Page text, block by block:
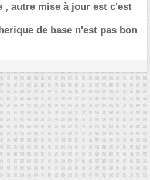
, autre mise à jour est c'est
de base n'est pas bon